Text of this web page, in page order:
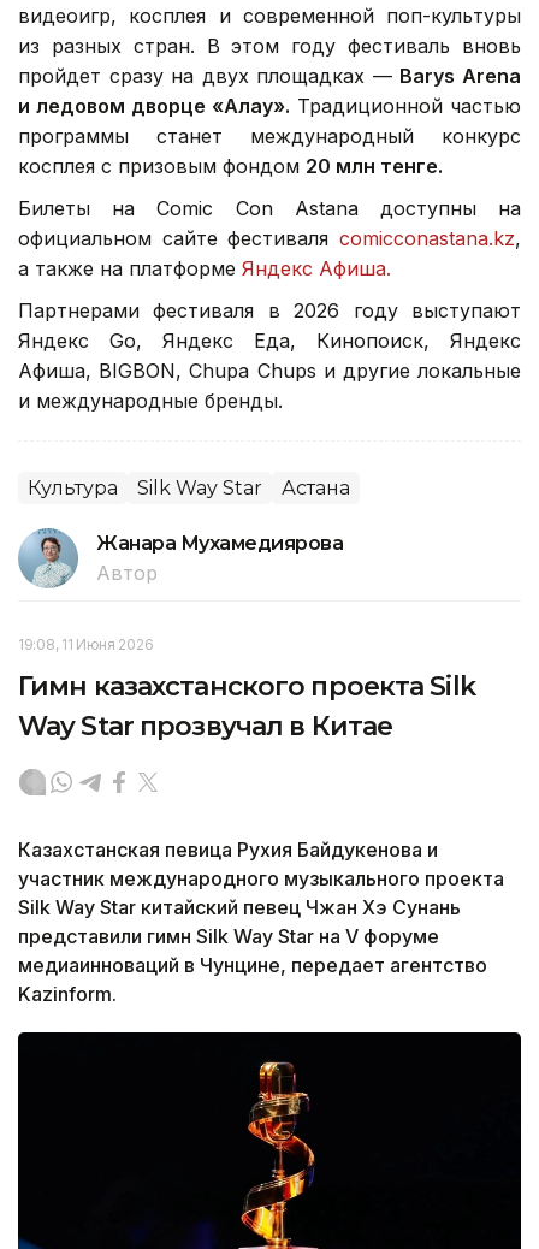
видеоигр, косплея и современной поп-культуры
из разных стран. В этом году фестиваль вновь
пройдет сразу на двух площадках — Barys Arena
и ледовом дворце «Алау». Традиционной частью
программы станет международный конкурс
косплея с призовым фондом 20 млн тенге.
Билеты на Comic Con Astana доступны на
официальном сайте фестиваля comicconastana.kz,
а также на платформе Яндекс Афиша.
Партнерами фестиваля в 2026 году выступают
Яндекс Go, Яндекс Еда, Кинопоиск, Яндекс
Афиша, BIGBON, Chupa Chups и другие локальные
и международные бренды.
Культура Silk Way Star Астана
Жанара Мухамедиярова
Автор
19:08, 11 Июня 2026
Гимн казахстанского проекта Silk
Way Star прозвучал в Китае
Казахстанская певица Рухия Байдукенова и
участник международного музыкального проекта
Silk Way Star китайский певец Чжан Хэ Сунань
представили гимн Silk Way Star на V форуме
медиаинноваций в Чунцине, передает агентство
Kazinform.